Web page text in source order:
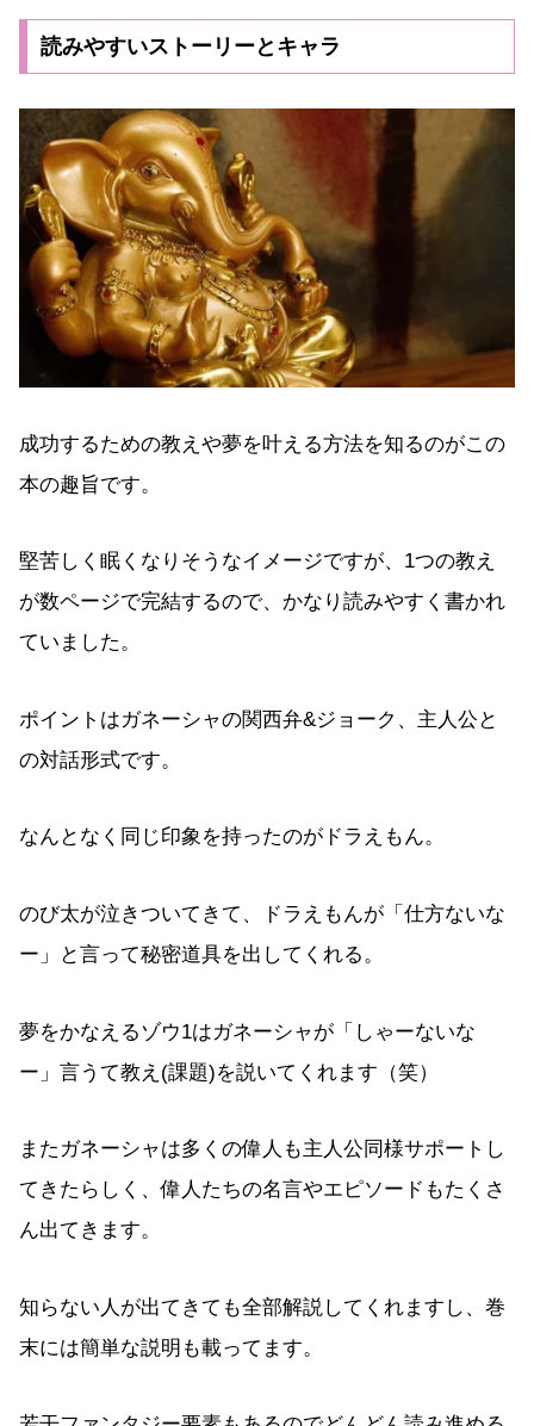
読みやすいストーリーとキャラ
成功するための教えや夢を叶える方法を知るのがこの
本の趣旨です。
堅苦しく眠くなりそうなイメージですが、1つの教え
が数ページで完結するので、かなり読みやすく書かれ
ていました。
ポイントはガネーシャの関西弁&ジョーク、主人公と
の対話形式です。
なんとなく同じ印象を持ったのがドラえもん。
のび太が泣きついてきて、ドラえもんが「仕方ないな
ー」と言って秘密道具を出してくれる。
夢をかなえるゾウ1はガネーシャが「しゃーないな
ー」言うて教え(課題)を説いてくれます（笑）
またガネーシャは多くの偉人も主人公同様サポートし
てきたらしく、偉人たちの名言やエピソードもたくさ
ん出てきます。
知らない人が出てきても全部解説してくれますし、巻
末には簡単な説明も載ってます。